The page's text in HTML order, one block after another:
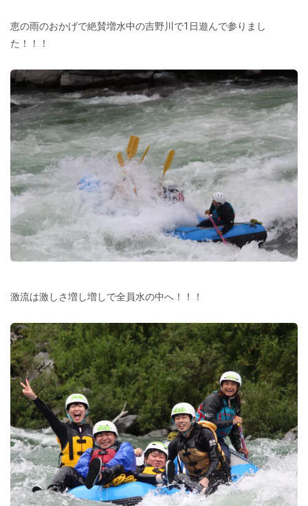
恵の雨のおかげで絶賛増水中の吉野川で1日遊んで参りまし
た！！！
激流は激しさ増し増しで全員水の中へ！！！